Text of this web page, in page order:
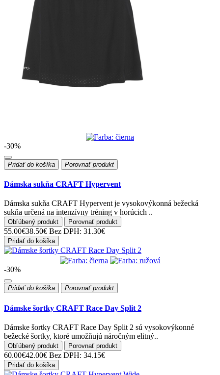
-30%
Pridať do košíka Porovnať produkt
Dámska sukňa CRAFT Hypervent
Dámska sukňa CRAFT Hypervent je vysokovýkonná bežecká
sukňa určená na intenzívny tréning v horúcich ..
Obľúbený produkt Porovnať produkt
55.00€38.50€ Bez DPH: 31.30€
Pridať do košíka
-30%
Pridať do košíka Porovnať produkt
Dámske šortky CRAFT Race Day Split 2
Dámske šortky CRAFT Race Day Split 2 sú vysokovýkonné
bežecké šortky, ktoré umožňujú náročným elitný..
Obľúbený produkt Porovnať produkt
60.00€42.00€ Bez DPH: 34.15€
Pridať do košíka